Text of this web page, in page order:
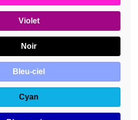
Violet
Noir
Bleu-ciel
Cyan